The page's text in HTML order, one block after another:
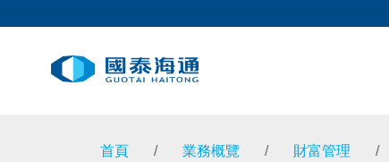
首頁 / 業務概覽 / 財富管理 /